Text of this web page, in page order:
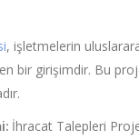
, işletmelerin
bir girişimdir. Bu
İhracat Talepleri